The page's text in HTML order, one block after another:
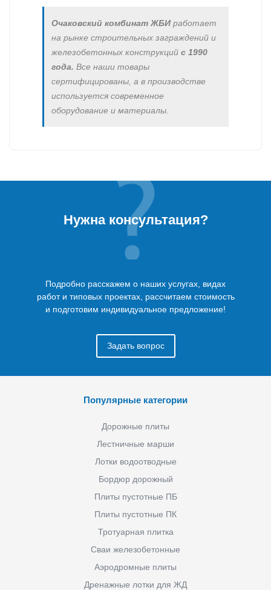
Очаковский комбинат ЖБИработает
на рынке строительных заграждений и
железобетонных конструкций с 1990
года. Все наши товары
сертифицированы, а в производстве
используется современное
оборудование и материалы.
Нужна консультация?
Подробно расскажем о наших услугах, видах
работ и типовых проектах, рассчитаем стоимость
и подготовим индивидуальное предложение!
Задать вопрос
Популярные категории
Дорожные плиты
Лестничные марши
Лотки водоотводные
Бордюр дорожный
Плиты пустотные ПБ
Плиты пустотные ПК
Тротуарная плитка
Сваи железобетонные
Аэродромные плиты
Дренажные лотки для ЖД